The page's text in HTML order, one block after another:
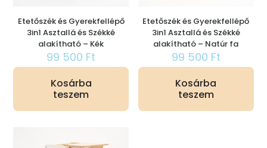
Etetőszék és Gyerekfellépő
3in1 Asztallá és Székké
alakítható – Kék
99 500 Ft
Kosárba
teszem
Etetőszék és Gyerekfellépő
3in1 Asztallá és Székké
alakítható – Natúr fa
99 500 Ft
Kosárba
teszem